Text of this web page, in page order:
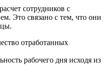
сотрудников с
Это связано с тем, что они
отработанных
рабочего дня исходя из